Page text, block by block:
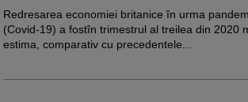
Redresarea economiei britanice în urma
(Covid-19) a fostîn trimestrul al treilea din 2020
estima, comparativ cu precedentele...